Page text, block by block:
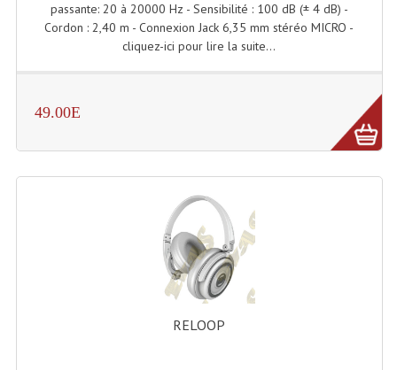
Enceintes Autonomes Portables Amplifiées
Haut Parleurs Sono
Filtres Passifs
Haut-Parleurs Amplis Guitare
passante: 20 à 20000 Hz - Sensibilité : 100 dB (± 4 dB) -
Cordon : 2,40 m - Connexion Jack 6,35 mm stéréo MICRO -
cliquez-ici pour lire la suite...
49.00E
RELOOP